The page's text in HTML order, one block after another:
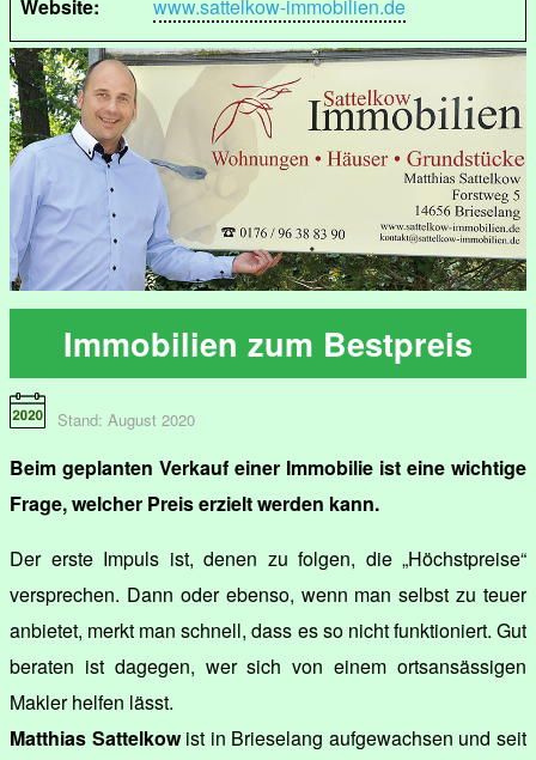
Website:
www.sattelkow-immobilien.de
Immobilien zum Bestpreis
Stand: August 2020
Beim geplanten Verkauf einer Immobilie ist eine wichtige
Frage, welcher Preis erzielt werden kann.
Der erste Impuls ist, denen zu folgen, die „Höchstpreise“
versprechen. Dann oder ebenso, wenn man selbst zu teuer
anbietet, merkt man schnell, dass es so nicht funktioniert. Gut
beraten ist dagegen, wer sich von einem ortsansässigen
Makler helfen lässt.
Matthias Sattelkowist in Brieselang aufgewachsen und seit